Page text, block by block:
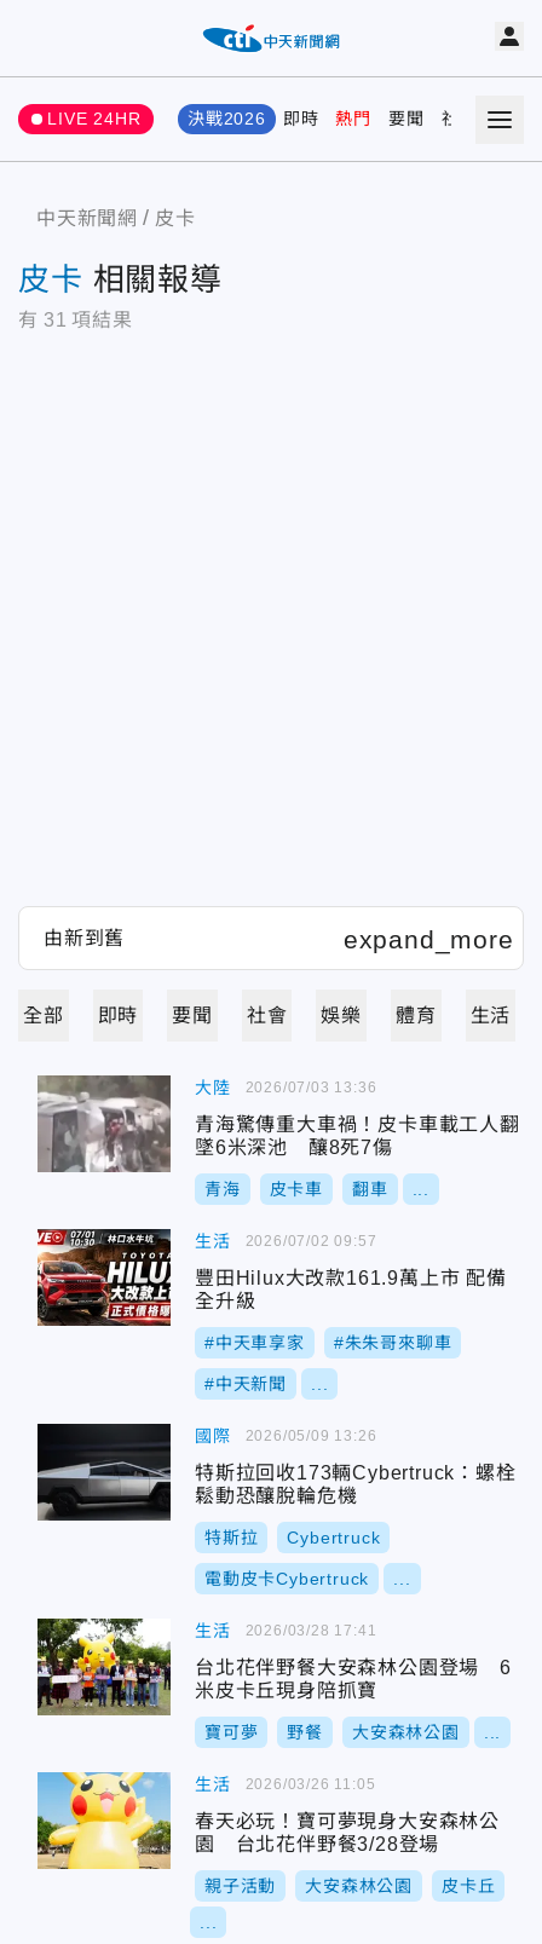
LIVE 24HR 決戰2026 即時 熱門 要聞 社會 娛樂
中天新聞網 皮卡
皮卡 相關報導
有 31 項結果
全部 即時 要聞 社會 娛樂 體育 生活
大陸
青海驚傳重大車禍！皮卡車載工人翻
墜6米深池 釀8死7傷
青海 皮卡車 翻車
2026/07/03 13:36
生活
豐田Hilux大改款161.9萬上市 配備
全升級
#中天車享家 #朱朱哥來聊車
#中天新聞
2026/07/02 09:57
國際
特斯拉回收173輛Cybertruck：螺栓
鬆動恐釀脫輪危機
特斯拉 Cybertruck
電動皮卡Cybertruck
2026/05/09 13:26
生活
台北花伴野餐大安森林公園登場 6
米皮卡丘現身陪抓寶
寶可夢 野餐 大安森林公園
2026/03/28 17:41
生活
春天必玩！寶可夢現身大安森林公
園 台北花伴野餐3/28登場
親子活動 大安森林公園 皮卡丘
2026/03/26 11:05